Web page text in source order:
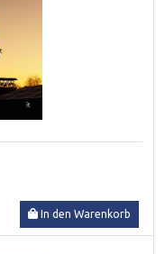
In den Warenkorb